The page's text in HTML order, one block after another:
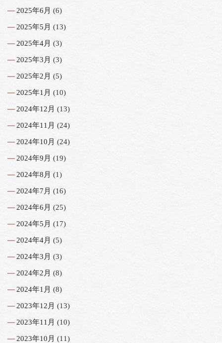
2025年6月 (6)
2025年5月 (13)
2025年4月 (3)
2025年3月 (3)
2025年2月 (5)
2025年1月 (10)
2024年12月 (13)
2024年11月 (24)
2024年10月 (24)
2024年9月 (19)
2024年8月 (1)
2024年7月 (16)
2024年6月 (25)
2024年5月 (17)
2024年4月 (5)
2024年3月 (3)
2024年2月 (8)
2024年1月 (8)
2023年12月 (13)
2023年11月 (10)
2023年10月 (11)